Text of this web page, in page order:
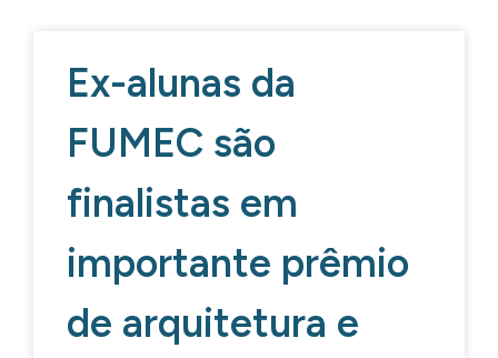
Ex-alunas da
FUMEC são
finalistas em
importante prêmio
de arquitetura e